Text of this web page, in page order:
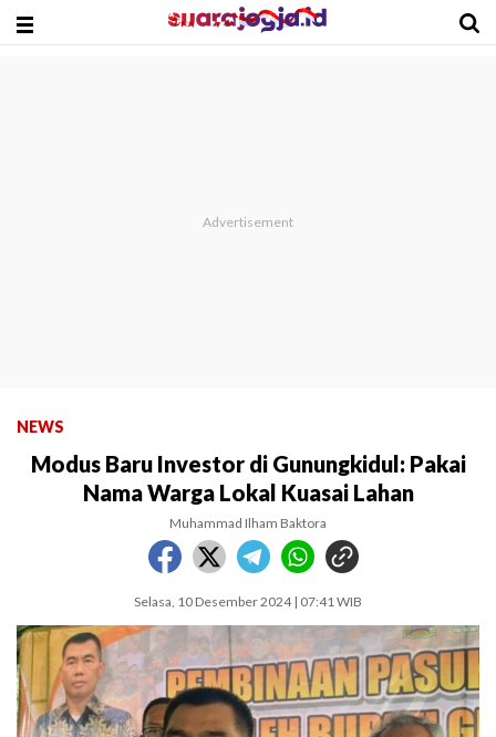
NEWS
Modus Baru Investor di Gunungkidul: Pakai
Nama Warga Lokal Kuasai Lahan
Muhammad Ilham Baktora
Selasa, 10 Desember 2024 | 07:41 WIB